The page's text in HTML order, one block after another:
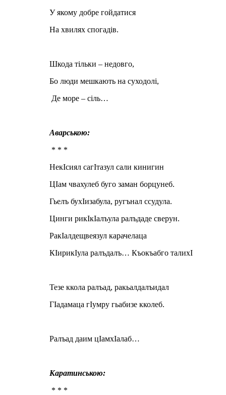
У якому добре гойдатися
На хвилях спогадів.
Шкода тільки – недовго,
Бо люди мешкають на суходолі,
Де море – сіль…
Аварською:
* * *
НекIсиял сагIтазул сали кинигин
ЦIам чвахулеб буго заман борцунеб.
Гьелъ бухIизабула, ругънал ссудула.
Цинги рикIкIалъула ралъдаде сверун.
РакIалдещвеязул карачелаца
КIирикIула ралъдалъ… Къокъабго талихI
Тезе ккола ралъад, ракьалдалъидал
ГIадамаца гIумру гьабизе кколеб.
Ралъад даим цIамхIалаб…
Каратинською:
* * *